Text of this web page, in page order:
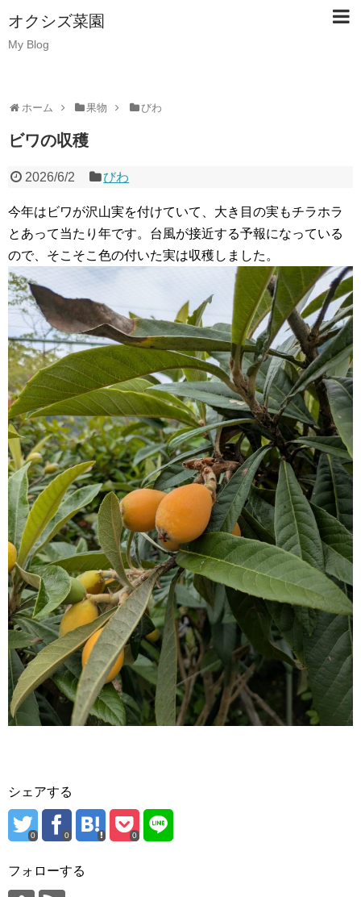
オクシズ菜園
My Blog
ホーム 果物 びわ
ビワの収穫
2026/6/2 びわ
今年はビワが沢山実を付けていて、大き目の実もチラホラ
とあって当たり年です。台風が接近する予報になっている
ので、そこそこ色の付いた実は収穫しました。
シェアする
0 0 0
フォローする